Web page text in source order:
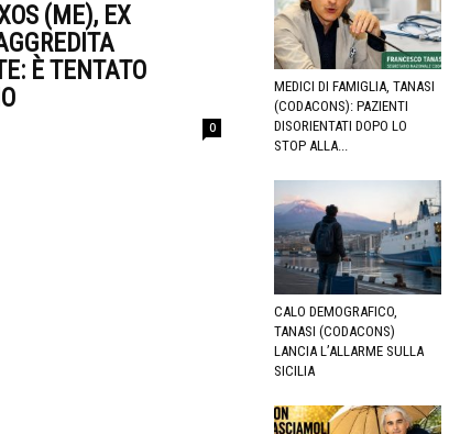
(ME), EX
È TENTATO
0
MEDICI DI FAMIGLIA, TANASI
(CODACONS): PAZIENTI
DISORIENTATI DOPO LO
STOP ALLA...
CALO DEMOGRAFICO,
TANASI (CODACONS)
LANCIA L’ALLARME SULLA
SICILIA